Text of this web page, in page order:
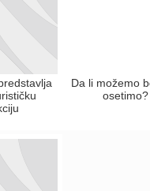
Da li možemo
osetimo?